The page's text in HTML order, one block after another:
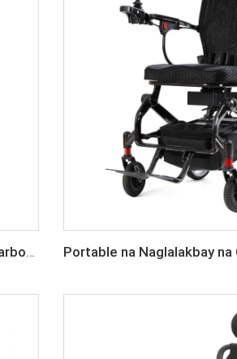
Portable na Electric Wheelchair na may Carbon Fiber, 24V Lithium Battery, Magaan at Maaaring I-fold